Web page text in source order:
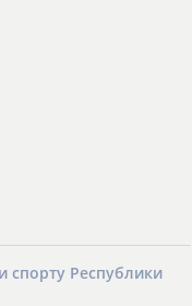
спорту Республики